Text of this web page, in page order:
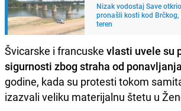
Nizak vodostaj Save
pronašli kosti kod
teren
Švicarske i francuske vlasti uvele su
sigurnosti zbog straha od
godine, kada su protesti tokom
izazvali veliku materijalnu štetu u